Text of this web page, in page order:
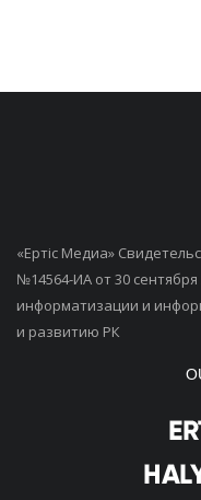
«Ертiс Медиа»
№14564-ИА от 30
информатизации и
и развитию РК